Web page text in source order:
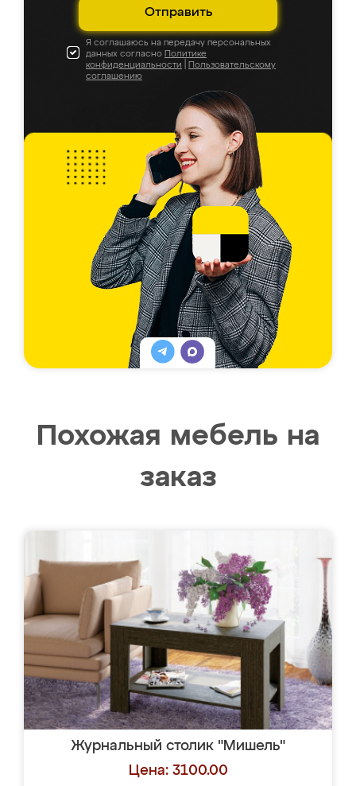
Отправить
Я соглашаюсь на передачу персональных
данных согласно Политике
конфиденциальности
Пользовательскому
соглашению
Похожая мебель на
заказ
Журнальный столик "Мишель"
Цена: 3100.00